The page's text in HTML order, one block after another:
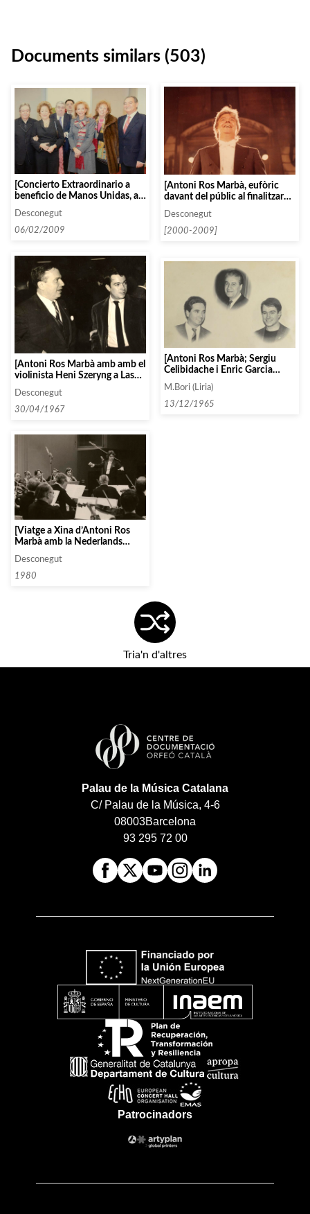
Documents similars (503)
[Concierto Extraordinario a
beneficio de Manos Unidas, a
Desconegut
06/02/2009
[Antoni Ros Marbà, eufòric
davant del públic al finalitzar
un concert]
Desconegut
[2000-2009]
[Antoni Ros Marbà amb amb el
violinista Heni Szeryng a Las
Desconegut
30/04/1967
[Antoni Ros Marbà; Sergiu
Celibidache i Enric Garcia
Asensio]
M.Bori (Liria)
13/12/1965
[Viatge a Xina d’Antoni Ros
Marbà amb la Nederlands
Desconegut
1980
Tria'n d'altres
Palau de la Música Catalana
C/ Palau de la Música, 4-6
08003Barcelona
93 295 72 00
Patrocinadors